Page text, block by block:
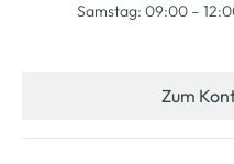
Samstag: 09:00 –
Zum